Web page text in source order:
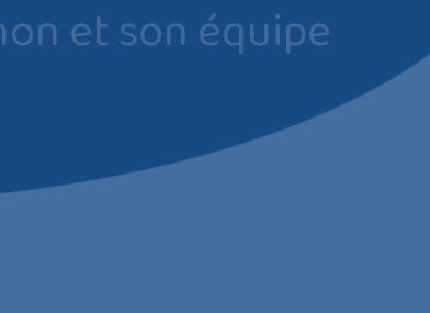
et son équipe